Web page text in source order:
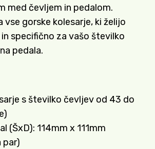
med čevljem in pedalom.
vse gorske kolesarje, ki želijo
specifično za vašo številko
pedala.
s številko čevljev od 43 do
(ŠxD): 114mm x 111mm
par)